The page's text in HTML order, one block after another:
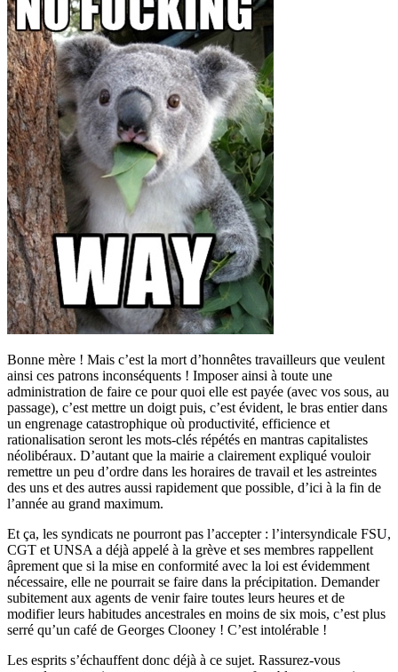
Bonne mère ! Mais c’est la mort d’honnêtes travailleurs que veulent
ainsi ces patrons inconséquents ! Imposer ainsi à toute une
administration de faire ce pour quoi elle est payée (avec vos sous, au
passage), c’est mettre un doigt puis, c’est évident, le bras entier dans
un engrenage catastrophique où productivité, efficience et
rationalisation seront les mots-clés répétés en mantras capitalistes
néolibéraux. D’autant que la mairie a clairement expliqué vouloir
remettre un peu d’ordre dans les horaires de travail et les astreintes
des uns et des autres aussi rapidement que possible, d’ici à la fin de
l’année au grand maximum.
Et ça, les syndicats ne pourront pas l’accepter : l’intersyndicale FSU,
CGT et UNSA a déjà appelé à la grève et ses membres rappellent
âprement que si la mise en conformité avec la loi est évidemment
nécessaire, elle ne pourrait se faire dans la précipitation. Demander
subitement aux agents de venir faire toutes leurs heures et de
modifier leurs habitudes ancestrales en moins de six mois, c’est plus
serré qu’un café de Georges Clooney ! C’est intolérable !
Les esprits s’échauffent donc déjà à ce sujet. Rassurez-vous